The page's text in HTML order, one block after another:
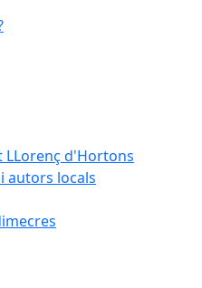
LLorenç d'Hortons
autors locals